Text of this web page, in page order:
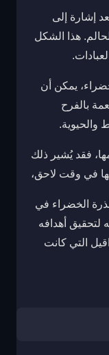
إشارة إلى
هذا الشكل
يمكن أن
بالفرح
والحيوية.
فقد يُشير ذلك
في وقت لاحق،
الخضراء في
لتحقيق أهدافه
التي كانت